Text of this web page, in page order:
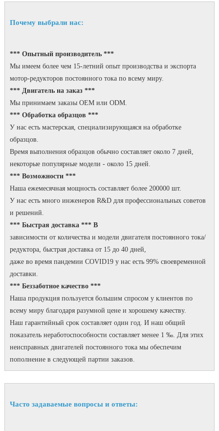
Почему выбрали нас:
*** Опытный производитель ***
Мы имеем более чем 15-летний опыт производства и экспорта
мотор-редукторов постоянного тока по всему миру.
*** Двигатель на заказ ***
Мы принимаем заказы OEM или ODM.
*** Обработка образцов ***
У нас есть мастерская, специализирующаяся на обработке
образцов.
Время выполнения образцов обычно составляет около 7 дней,
некоторые популярные модели - около 15 дней.
*** Возможности ***
Наша ежемесячная мощность составляет более 200000 шт.
У нас есть много инженеров R&D для профессиональных советов
и решений.
*** Быстрая доставка *** В
зависимости от количества и модели двигателя постоянного тока/
редуктора, быстрая доставка от 15 до 40 дней,
даже во время пандемии COVID19 у нас есть 99% своевременной
доставки.
*** Беззаботное качество ***
Наша продукция пользуется большим спросом у клиентов по
всему миру благодаря разумной цене и хорошему качеству.
Наш гарантийный срок составляет один год. И наш общий
показатель неработоспособности составляет менее 1 ‰. Для этих
неисправных двигателей постоянного тока мы обеспечим
пополнение в следующей партии заказов.
Часто задаваемые вопросы и ответы: